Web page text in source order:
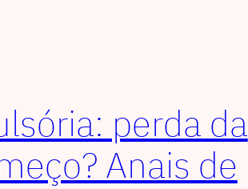
perda da
Anais de